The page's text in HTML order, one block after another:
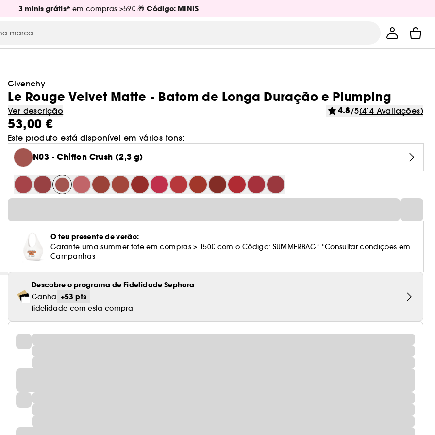
3 minis grátis* em compras >59€ 🎁Código: MINIS
Givenchy
Le Rouge Velvet Matte - Batom de Longa Duração e Plumping
Ver descrição 4.8/5(414 Avaliações)
53,00 €
Este produto está disponível em vários tons:
N03 - Chiffon Crush (2,3 g)
O teu presente de verão:
Garante uma summer tote em compras > 150€ com o Código: SUMMERBAG* *Consultar condições em
Campanhas
Descobre o programa de Fidelidade Sephora
Ganha +53 pts
fidelidade com esta compra